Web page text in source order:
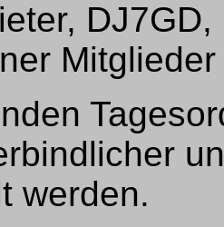
Mitglieder
werden.